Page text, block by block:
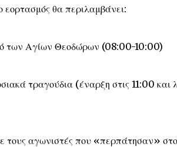
θα περιλαμβάνει:
των Αγίων Θεοδώρων (08:00-10:00)
τραγούδια (έναρξη στις 11:00 και
τους αγωνιστές που «περπάτησαν»